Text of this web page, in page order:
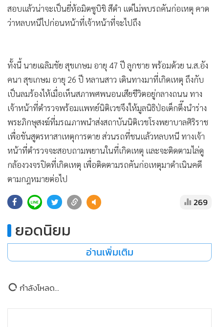
• Special Scoop
• เศรษฐกิจ-ธุรกิจ
• อาชญากรรม
• Motoring
• เกม
• วิทยาศาสตร์
• SMEs
• หุ้น
• อินโดจีน
• กองทุนรวม
Celeb Online
• Factcheck
News1
• Gotomanager
สอบแล้วน่าจะเป็นยี่ห้อมิตซูบิชิ สีดำ แต่ไม่พบรถคันก่อเหตุ คาด
ว่าหลบหนีไปก่อนหน้าที่เจ้าหน้าที่จะไปถึง
ทั้งนี้ นายเฉลิมชัย สุขเกษม อายุ 47 ปี ลูกชาย พร้อมด้วย น.ส.อัง
คนา สุขเกษม อายุ 26 ปี หลานสาว เดินทางมาที่เกิดเหตุ ถึงกับ
เป็นลมร้องไห้เมื่อเห็นสภาพศพนอนเสียชีวิตอยู่กลางถนน ทาง
เจ้าหน้าที่ตำรวจพร้อมแพทย์นิติเวชจึงให้มูลนิธิป่อเต็กตึ๊งนำร่าง
พระภิกษุสงฆ์ที่มรณภาพนำส่งสถาบันนิติเวชโรงพยาบาลศิริราช
เพื่อชันสูตรหาสาเหตุการตาย ส่วนรถที่ชนแล้วหลบหนี ทางเจ้า
หน้าที่ตำรวจจะสอบถามพยานในที่เกิดเหตุ และจะติดตามไล่ดู
กล้องวงจรปิดที่เกิดเหตุ เพื่อติดตามรถคันก่อเหตุมาดำเนินคดี
ตามกฎหมายต่อไป
269
ยอดนิยม
อ่านเพิ่มเติม
กำลังโหลด...